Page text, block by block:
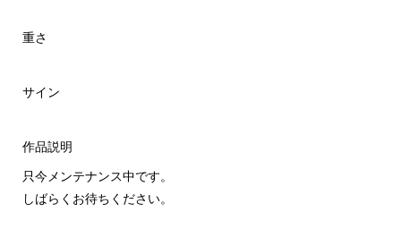
重さ
サイン
作品説明
只今メンテナンス中です。
しばらくお待ちください。